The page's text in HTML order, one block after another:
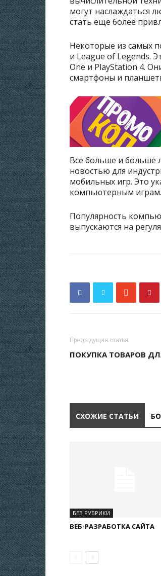
могут наслаждаться
стать еще более
Некоторые из самых
и League of Legends.
One и PlayStation 4.
смартфоны и
Все больше и больше
новостью для
мобильных игр. Это
компьютерным играм.
Популярность
выпускаются на
Предыдущая статья
ПОКУПКА ТОВАРОВ
СХОЖИЕ СТАТЬИ
БЕЗ РУБРИКИ
ВЕБ-РАЗРАБОТКА САЙТА